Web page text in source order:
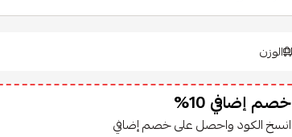
الوزن
خصم إضافي 10%
انسخ الكود واحصل على خصم إضافي